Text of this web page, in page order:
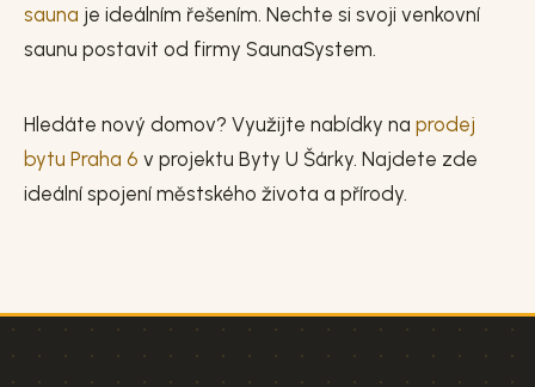
sauna je ideálním řešením. Nechte si svoji venkovní
saunu postavit od firmy SaunaSystem.
Hledáte nový domov? Využijte nabídky na prodej
bytu Praha 6 v projektu Byty U Šárky. Najdete zde
ideální spojení městského života a přírody.